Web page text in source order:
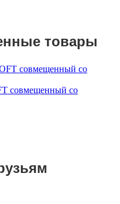
товары
совмещенный со